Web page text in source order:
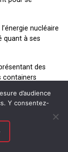
nucléaire
quant à ses
des
containers
comparaison
de la
répandu que
d’audience
Y consentez-